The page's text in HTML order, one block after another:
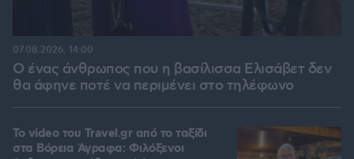
Ο ένας άνθρωπος που η βασίλισσα Ελισάβετ δεν
θα άφηνε ποτέ να περιμένει στο τηλέφωνο
07.08.2026, 14:00
To video του Travel.gr από το ταξίδι
στα Βόρεια Άγραφα: Φιλόξενοι